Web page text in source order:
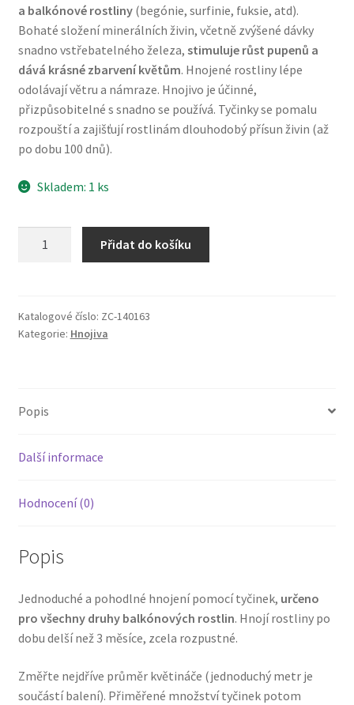
a balkónové rostliny(begónie, surfinie, fuksie, atd).
Bohaté složení minerálních živin, včetně zvýšené dávky
snadno vstřebatelného železa, stimuluje růst pupenů a
dává krásné zbarvení květům. Hnojené rostliny lépe
odolávají větru a námraze. Hnojivo je účinné,
přizpůsobitelné s snadno se používá. Tyčinky se pomalu
rozpouští a zajišťují rostlinám dlouhodobý přísun živin (až
po dobu 100 dnů).
Skladem: 1 ks
rostliny
BiOPON
Přidat do košíku
Katalogové číslo: ZC-140163
Kategorie: Hnojiva
Popis
Další informace
Hodnocení (0)
Popis
Jednoduché a pohodlné hnojení pomocí tyčinek, určeno
pro všechny druhy balkónových rostlin. Hnojí rostliny po
dobu delší než 3 měsíce, zcela rozpustné.
Změřte nejdříve průměr květináče (jednoduchý metr je
součástí balení). Přiměřené množství tyčinek potom